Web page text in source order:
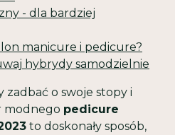
- dla bardziej
manicure i pedicure?
hybrydy samodzielnie
zadbać o swoje stopy i
modnego pedicure
to doskonały sposób,